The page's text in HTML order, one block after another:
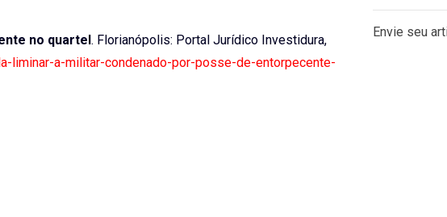
no quartel. Florianópolis: Portal Jurídico Investidura,
a-militar-condenado-por-posse-de-entorpecente-
Envie seu